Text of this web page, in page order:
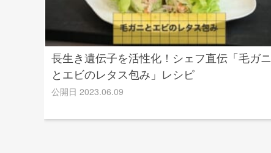
長生き遺伝子を活性化！シェフ直伝「毛ガニ
とエビのレタス包み」レシピ
公開日 2023.06.09